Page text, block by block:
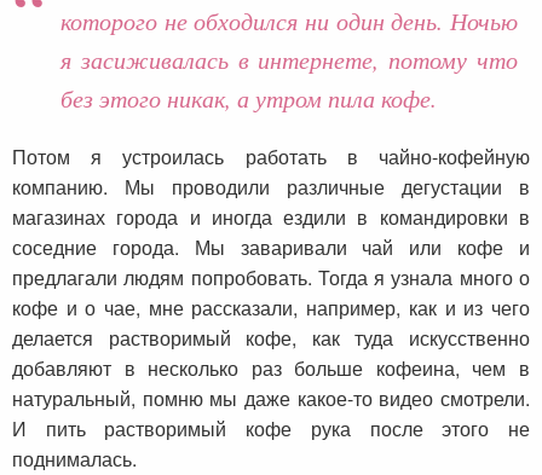
которого не обходился ни один день. Ночью
я засиживалась в интернете, потому что
без этого никак, а утром пила кофе.
Потом я устроилась работать в чайно-кофейную
компанию. Мы проводили различные дегустации в
магазинах города и иногда ездили в командировки в
соседние города. Мы заваривали чай или кофе и
предлагали людям попробовать. Тогда я узнала много о
кофе и о чае, мне рассказали, например, как и из чего
делается растворимый кофе, как туда искусственно
добавляют в несколько раз больше кофеина, чем в
натуральный, помню мы даже какое-то видео смотрели.
И пить растворимый кофе рука после этого не
поднималась.